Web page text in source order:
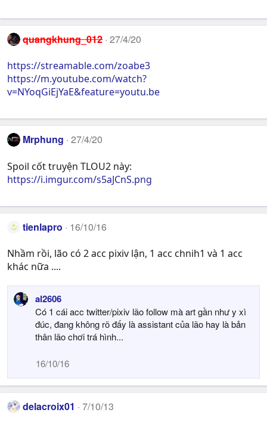
quangkhung_012 27/4/20
https://streamable.com/zoabe3
https://m.youtube.com/watch?
v=NYoqGiEjYaE&feature=youtu.be
Mrphung 27/4/20
Spoil cốt truyện TLOU2 này:
https://i.imgur.com/s5aJCnS.png
tienlapro 16/10/16
Nhầm rồi, lão có 2 acc pixiv lận, 1 acc chnih1 và 1 acc
khác nữa ....
al2606
Có 1 cái acc twitter/pixiv lão follow mà art gần như y xì
đúc, đang không rõ đấy là assistant của lão hay là bản
thân lão chơi trá hình...
16/10/16
delacroix01 7/10/13